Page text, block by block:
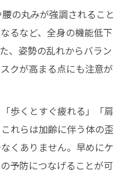
の丸みが強調されること
るなど、全身の機能低下
、姿勢の乱れからバラン
クが高まる点にも注意が
歩くとすぐ疲れる」「肩
れらは加齢に伴う体の歪
くありません。早めにケ
予防につなげることが可